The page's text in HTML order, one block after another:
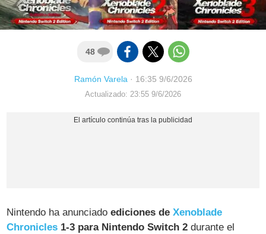
48
Ramón Varela· 16:35 9/6/2026
Actualizado: 23:55 9/6/2026
Nintendo ha anunciadoediciones deXenoblade
Chronicles 1-3 para Nintendo Switch 2 durante el